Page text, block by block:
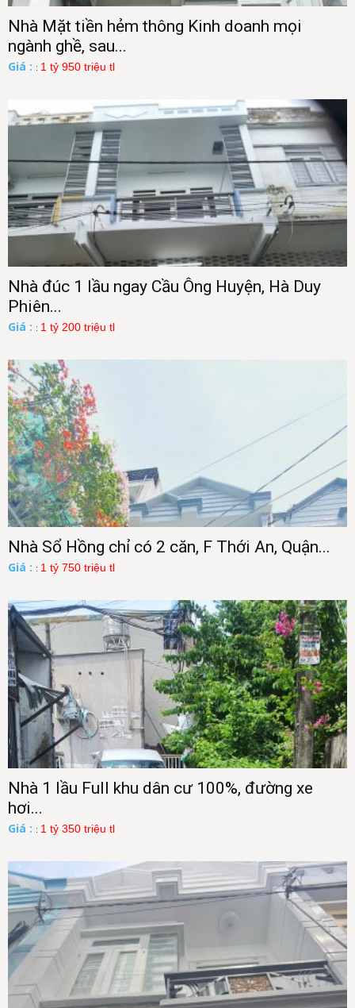
Nhà Mặt tiền hẻm thông Kinh doanh mọi
ngành ghề, sau...
Giá : : 1 tỷ 950 triệu tl
Nhà đúc 1 lầu ngay Cầu Ông Huyện, Hà Duy
Phiên...
Giá : : 1 tỷ 200 triệu tl
Nhà Sổ Hồng chỉ có 2 căn, F Thới An, Quận...
Giá : : 1 tỷ 750 triệu tl
Nhà 1 lầu Full khu dân cư 100%, đường xe
hơi...
Giá : : 1 tỷ 350 triệu tl